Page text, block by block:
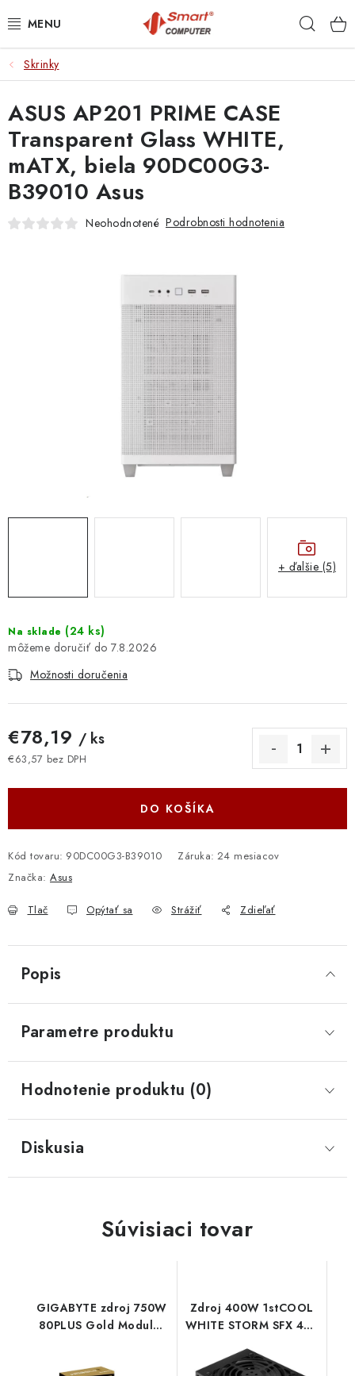
na
NOTEBOOKY
MOBILNÉ ZARIADENIA
PC A KOMPONENTY
PERIFÉRIE
TLAČIARNE
: OBĽÚBENÉ PRODUKTY
: TOP PRODUKTY
Obchodné podmienky
Ochrana osobných údajov
Moja objednávka
Odstúpenie od zmluvy
Skrinky
Na sklade (24 ks)
7.8.2026
Možnosti doručenia
€78,19 / ks
€63,57 bez DPH
DO KOŠÍKA
Kód tovaru: 90DC00G3-B39010 Záruka: 24 mesiacov
Značka: Asus
Tlač Opýtať sa Strážiť Zdieľať
ASUS AP201 PRIME CASE
Transparent Glass WHITE,
mATX, biela 90DC00G3-
B39010 Asus
Neohodnotené Podrobnosti hodnotenia
+ ďalšie (5)
Popis
Parametre produktu
Hodnotenie produktu (0)
Diskusia
Súvisiaci tovar
GIGABYTE zdroj 750W
80PLUS Gold Modular
Zdroj 400W 1stCOOL
WHITE STORM SFX 400